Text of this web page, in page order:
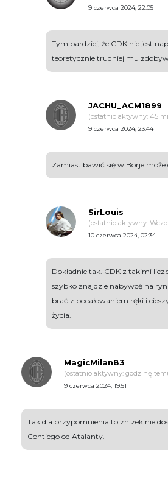
9 czerwca 2024, 22:05
Tym bardziej, że CDK nie jest
teoretycznie trudniej mu
JACHU_ACM1899
(ostatnio aktywny: 45
9 czerwca 2024, 23:44
Zamiast bawić się w Borje może
SirLouis
(ostatnio aktywny:
10 czerwca 2024, 02:34
Dokładnie tak. CDK z takimi
szybko znajdzie nabywcę na
brać z pocałowaniem ręki i
życia.
MagicMilan83
(ostatnio aktywny: godzinę
9 czerwca 2024, 19:51
Tak dla przypomnienia to znizek nie
Contiego od Atalanty.